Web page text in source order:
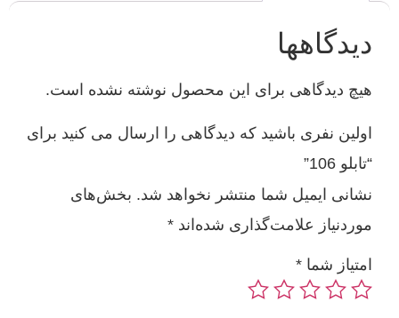
دیدگاهها
هیچ دیدگاهی برای این محصول نوشته نشده است.
اولین نفری باشید که دیدگاهی را ارسال می کنید برای
“تابلو 106”
نشانی ایمیل شما منتشر نخواهد شد. بخش‌های
موردنیاز علامت‌گذاری شده‌اند *
امتیاز شما *